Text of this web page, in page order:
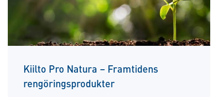
Kiilto Pro Natura – Framtidens
rengöringsprodukter